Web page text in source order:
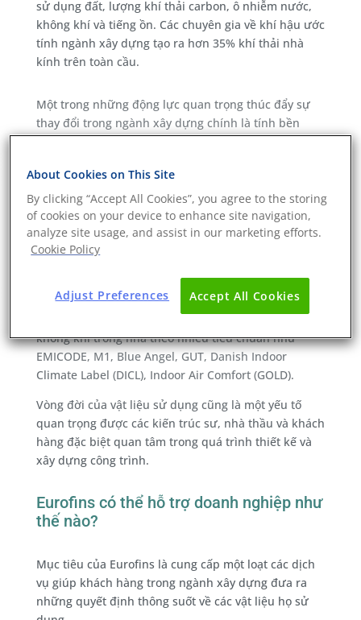
sử dụng đất, lượng khí thải carbon, ô nhiễm nước,
không khí và tiếng ồn. Các chuyên gia về khí hậu ước
tính ngành xây dựng tạo ra hơn 35% khí thải nhà
kính trên toàn cầu.
Một trong những động lực quan trọng thúc đẩy sự
thay đổi trong ngành xây dựng chính là tính bền
vững của vật liệu sử dụng. Ngành công nghiệp cần
đảm bảo việc sử dụng các vật liệu tự nhiên như gỗ
và cao su không gây ra nạn phá rừng hay làm suy
giảm đa dạng sinh học.
Sự tuân thủ hóa chất của vật liệu là điều cần thiết
dùng để giảm nguy cơ tiếp xúc với các hóa chất dễ
bay hơi và độc hại trong nhà và văn phòng. Eurofins
có chuyên môn trong việc đo lường chất lượng
không khí trong nhà theo nhiều tiêu chuẩn như
EMICODE, M1, Blue Angel, GUT, Danish Indoor
Climate Label (DICL), Indoor Air Comfort (GOLD).
Vòng đời của vật liệu sử dụng cũng là một yếu tố
quan trọng được các kiến trúc sư, nhà thầu và khách
hàng đặc biệt quan tâm trong quá trình thiết kế và
xây dựng công trình.
Eurofins có thể hỗ trợ doanh nghiệp như
thế nào?
Mục tiêu của Eurofins là cung cấp một loạt các dịch
vụ giúp khách hàng trong ngành xây dựng đưa ra
những quyết định thông suốt về các vật liệu họ sử
About Cookies on This Site
By clicking “Accept All Cookies”, you agree to the storing
of cookies on your device to enhance site navigation,
analyze site usage, and assist in our marketing efforts.
Cookie Policy
Accept All Cookies
Adjust Preferences